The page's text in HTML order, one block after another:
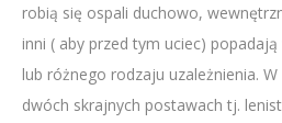
robią się ospali duchowo,
inni ( aby przed tym uciec)
lub różnego rodzaju uzależnienia. W
dwóch skrajnych postawach tj.